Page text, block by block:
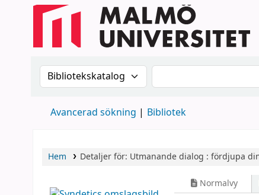
Sök i katalogen efter:Sök i katalogen
Avancerad sökning Bibliotek
Hem Detaljer för: Utmanande dialog : fördjupa
Normalvy